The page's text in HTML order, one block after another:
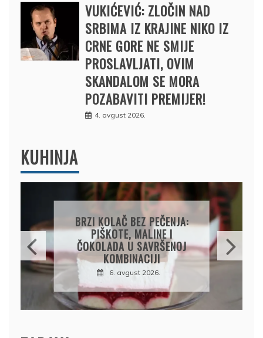
VUKIĆEVIĆ: ZLOČIN NAD
SRBIMA IZ KRAJINE NIKO IZ
CRNE GORE NE SMIJE
PROSLAVLJATI, OVIM
SKANDALOM SE MORA
POZABAVITI PREMIJER!
4. avgust 2026.
KUHINJA
BRZI KOLAČ BEZ PEČENJA:
PIŠKOTE, MALINE I
ČOKOLADA U SAVRŠENOJ
KOMBINACIJI
6. avgust 2026.